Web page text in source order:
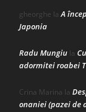
gheorghe laA
Japonia
Radu Mungiu la
adormitei roabei
Crina Marina la
onaniei (pazei de